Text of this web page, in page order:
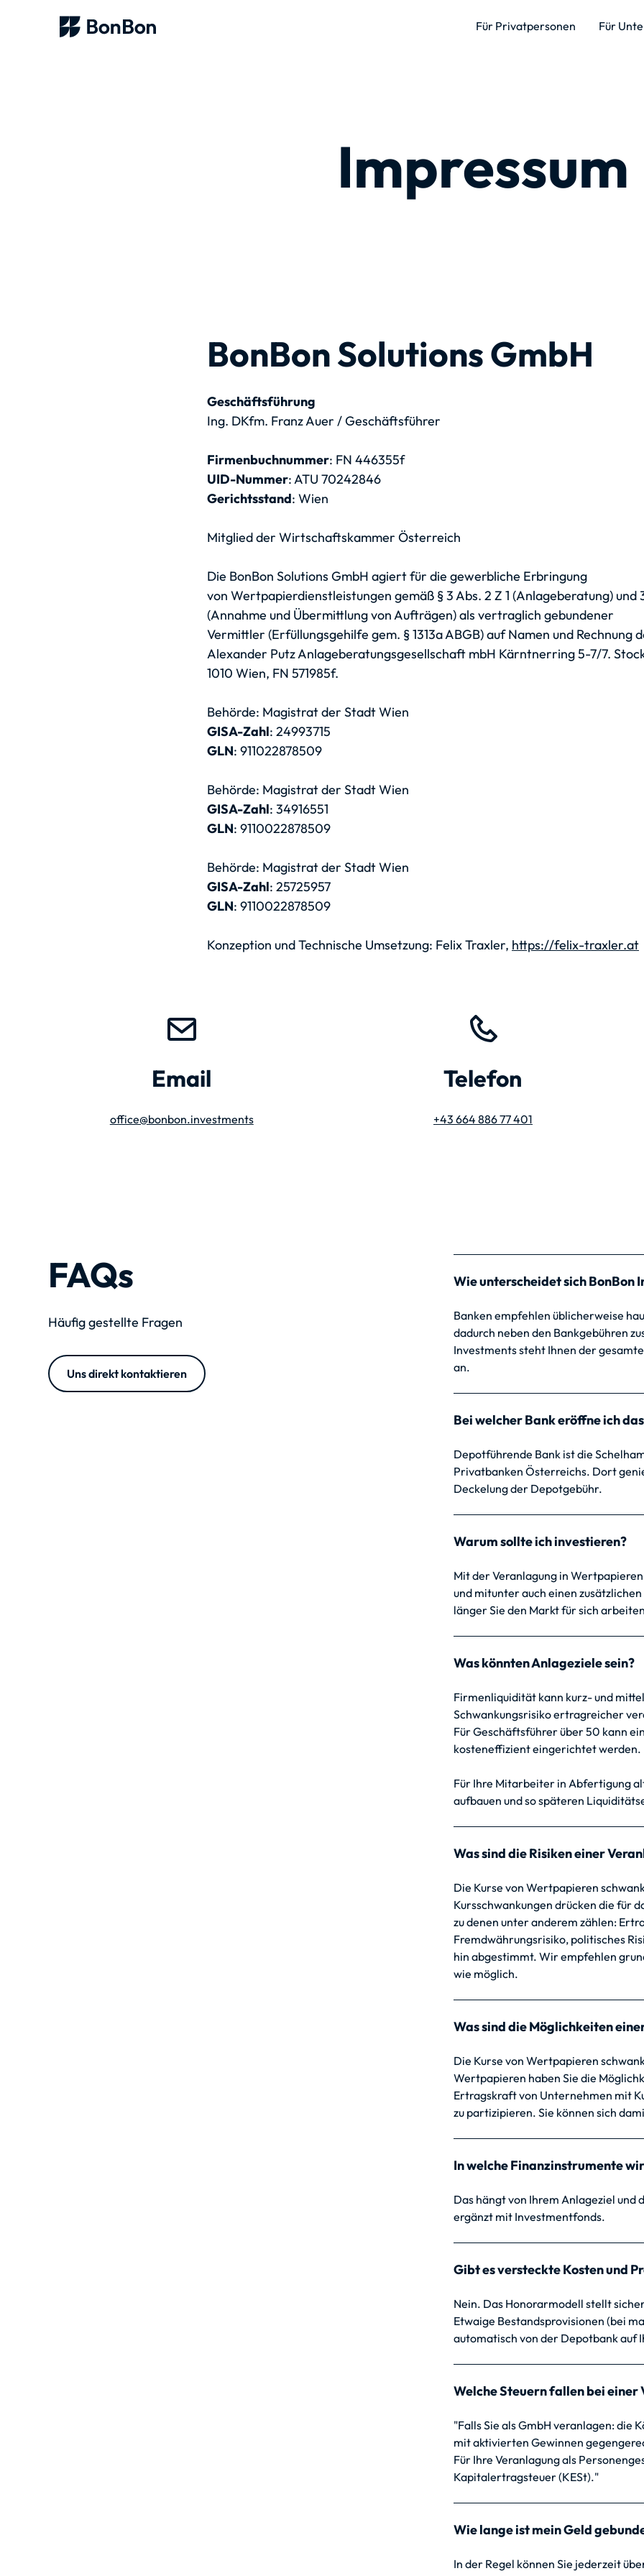
Für Privatpersonen Für
Impressum
BonBon Solutions GmbH
Geschäftsführung
Ing. DKfm. Franz Auer / Geschäftsführer
Firmenbuchnummer: FN 446355f
UID-Nummer: ATU 70242846
Gerichtsstand: Wien
Mitglied der Wirtschaftskammer Österreich
Die BonBon Solutions GmbH agiert für die gewerbliche Erbringung
von Wertpapierdienstleistungen gemäß § 3 Abs. 2 Z 1 (Anlageberatung) und
(Annahme und Übermittlung von Aufträgen) als vertraglich gebundener
Vermittler (Erfüllungsgehilfe gem. § 1313a ABGB) auf Namen und Rechnung
Alexander Putz Anlageberatungsgesellschaft mbH Kärntnerring 5-7/7.
1010 Wien, FN 571985f.
Behörde: Magistrat der Stadt Wien
GISA-Zahl: 24993715
GLN: 911022878509
Behörde: Magistrat der Stadt Wien
GISA-Zahl: 34916551
GLN: 9110022878509
Behörde: Magistrat der Stadt Wien
GISA-Zahl: 25725957
GLN: 9110022878509
Konzeption und Technische Umsetzung: Felix Traxler, https://felix-traxler.at
Email
office@bonbon.investments
Telefon
+43 664 886 77 401
FAQs
Häufig gestellte Fragen
Uns direkt kontaktieren
Wie unterscheidet sich BonBon
Banken empfehlen üblicherweise
dadurch neben den Bankgebühren
Investments steht Ihnen der
an.
Bei welcher Bank eröffne ich
Depotführende Bank ist die
Privatbanken Österreichs. Dort
Deckelung der Depotgebühr.
Warum sollte ich investieren?
Mit der Veranlagung in
und mitunter auch einen
länger Sie den Markt für sich
Was könnten Anlageziele sein?
Firmenliquidität kann kurz- und
Schwankungsrisiko ertragreicher
Für Geschäftsführer über 50 kann
kosteneffizient eingerichtet werden.
Für Ihre Mitarbeiter in Abfertigung
aufbauen und so späteren
Was sind die Risiken einer
Die Kurse von Wertpapieren
Kursschwankungen drücken die für
zu denen unter anderem zählen:
Fremdwährungsrisiko, politisches
hin abgestimmt. Wir empfehlen
wie möglich.
Was sind die Möglichkeiten
Die Kurse von Wertpapieren
Wertpapieren haben Sie die
Ertragskraft von Unternehmen mit
zu partizipieren. Sie können sich
In welche Finanzinstrumente
Das hängt von Ihrem Anlageziel und
ergänzt mit Investmentfonds.
Gibt es versteckte Kosten und
Nein. Das Honorarmodell stellt
Etwaige Bestandsprovisionen (bei
automatisch von der Depotbank auf
Welche Steuern fallen bei
"Falls Sie als GmbH veranlagen: die
mit aktivierten Gewinnen
Für Ihre Veranlagung als
Kapitalertragsteuer (KESt)."
Wie lange ist mein Geld
In der Regel können Sie jederzeit